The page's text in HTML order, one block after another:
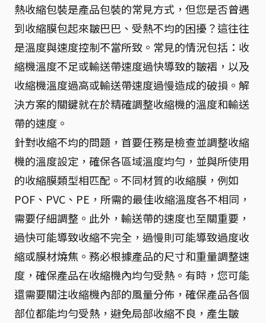
熱收縮包裝是產品包裝的常見方式，但您是否曾遇
到收縮膜包起來皺巴巴、受熱不均的困擾？這往往
是溫度與速度控制不當所致。常見的情況包括：收
縮機溫度不足或輸送帶速度過快導致的皺褶，以及
收縮機溫度過高或輸送帶速度過慢造成的破損。解
決方案的關鍵就在於精確調整收縮機的溫度和輸送
帶的速度。
針對收縮不均的問題，首要任務是檢查並調整收縮
機的溫度設定，確保各區域溫度均勻，並與所使用
的收縮膜類型相匹配。不同材質的收縮膜，例如
POF、PVC、PE，所需的最佳收縮溫度各不相同，
需要仔細調整。此外，輸送帶的速度也至關重要，
過快可能導致收縮不完全，過慢則可能導致過度收
縮或膜材燒焦。務必根據產品的尺寸和重量調整速
度，確保產品在收縮機內均勻受熱。有時，您可能
還需要關注收縮機內部的風量分佈，確保產品各個
部位都能均勻受熱，避免局部收縮不良，產生皺